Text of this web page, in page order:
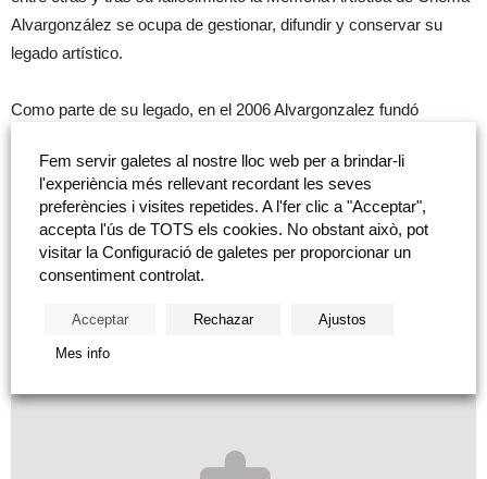
Alvargonzález se ocupa de gestionar, difundir y conservar su
legado artístico.
Como parte de su legado, en el 2006 Alvargonzalez fundó
intercambio de ideas y a la creación. A través de las Becas
Habitat Artístic numerosos artistas de Castellón han podido
desarrollar un proyecto artístico en esta residencia berlinesa.
Desde Castellón se ha establecido este punto de conexión clave
entre el panorama artístico nacional e internacional.
Fem servir galetes al nostre lloc web per a brindar-li
l'experiència més rellevant recordant les seves
preferències i visites repetides. A l'fer clic a "Acceptar",
accepta l'ús de TOTS els cookies. No obstant això, pot
visitar la Configuració de galetes per proporcionar un
consentiment controlat.
Acceptar Rechazar Ajustos
Mes info